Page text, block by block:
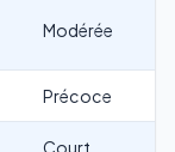
Modérée
Précoce
Court